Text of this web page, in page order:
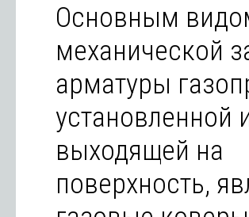
Основным
механической
арматуры
установленной
выходящей на
поверхность,